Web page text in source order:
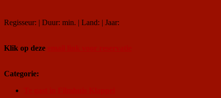
Regisseur: | Duur: min. | Land: | Jaar:
Klik op deze
Categorie: